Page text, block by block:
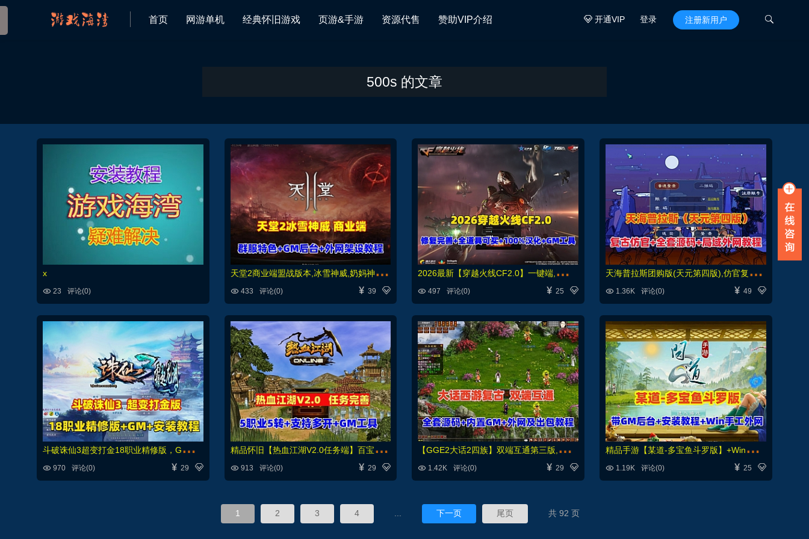
开通VIP 登录 注册新用户 
首页 网游单机 经典怀旧游戏 页游&手游 资源代售 赞助VIP介绍
500s 的文章
x
 23 评论(0)
天
堂2商业端盟战版本,冰雪神威,奶妈神威加持版,循环BOSS狩猎-世界BOSS-活动BOSS

 39
433 评论(0)
2
026最新【穿越火线CF2.0】一键端,修复各种错误，全道具可买100%汉化+GM工具

 25
 497 评论(0)
天
海普拉斯团购版(天元第四版),仿官复古互通端,一键组队+带全套源码+局域外网教程

 49
 1.36K 评论(0)
斗
破诛仙3超变打金18职业精修版，GM工具+网页注册+安装教程

 29
 970 评论(0)
精
品怀旧【热血江湖V2.0任务端】百宝阁无限元宝时装披风送+GM工具+支持多开+宝宝挂

 29
913 评论(0)
【
GGE2大话2四族】双端互通第三版,内置GM工具+服务器架设+全套源码+安卓出包等视频教程

 29
 1.42K 评论(0)
精
品手游【某道-多宝鱼斗罗版】+Win系手工外网+GM后台+安装及GM视频教程

 25
 1.19K 评论(0)
1 2 3 4 下一页 尾页 共 92 页